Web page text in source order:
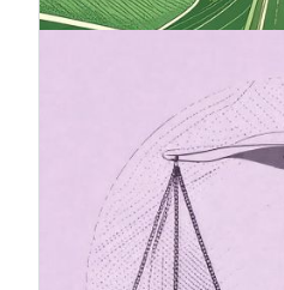
Das Omnibus-
Auswirkungen auf
Der Vorschlag für die
Änderungen an der
(CSRD) vor, um die
zu vereinfachen und zu